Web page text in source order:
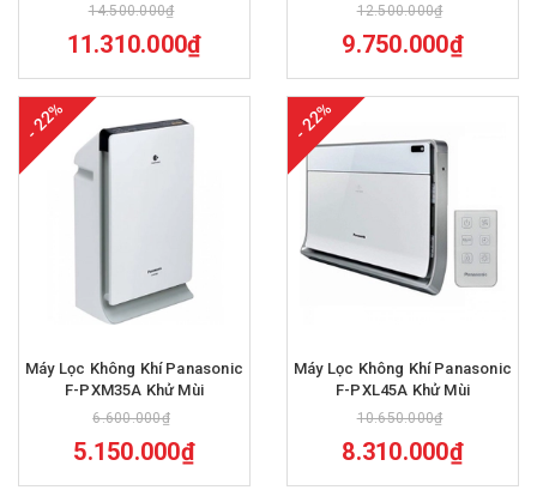
14.500.000₫
11.310.000₫
12.500.000₫
9.750.000₫
- 22%
Máy Lọc Không Khí Panasonic
F-PXM35A Khử Mùi
6.600.000₫
5.150.000₫
- 22%
Máy Lọc Không Khí Panasonic
F-PXL45A Khử Mùi
10.650.000₫
8.310.000₫